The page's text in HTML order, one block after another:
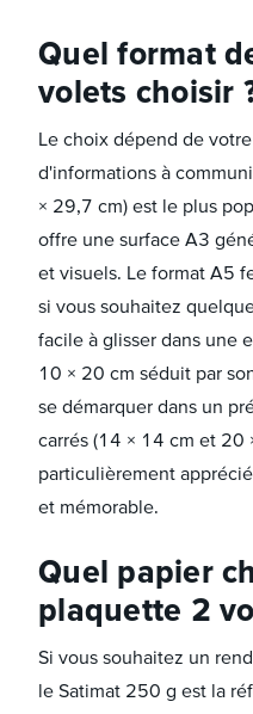
Quel format
volets choisir
Le choix dépend de
d'informations à
× 29,7 cm) est le plus
offre une surface A3
et visuels. Le format A5
si vous souhaitez
facile à glisser dans une
10 × 20 cm séduit par
se démarquer dans un
carrés (14 × 14 cm et 20
particulièrement
et mémorable.
Quel papier
plaquette 2
Si vous souhaitez un
le Satimat 250 g est la